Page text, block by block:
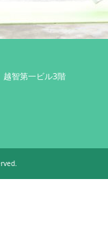
智第一ビル3階